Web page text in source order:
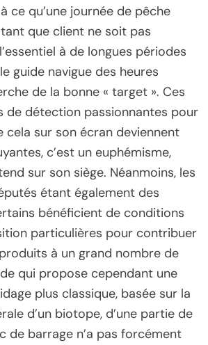
ce qu’une journée de pêche
que client ne soit pas
à de longues périodes
guide navigue des heures
de la bonne « target ». Ces
de détection passionnantes pour
cela sur son écran deviennent
c’est un euphémisme,
sur son siège. Néanmoins, les
étant également des
bénéficient de conditions
particulières pour contribuer
à un grand nombre de
qui propose cependant une
plus classique, basée sur la
d’un biotope, d’une partie de
de barrage n’a pas forcément